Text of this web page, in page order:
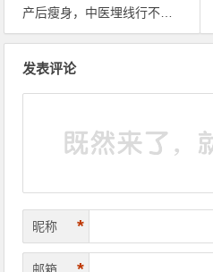
产后瘦身，中医埋线行不行？
发表评论
昵称 *
邮箱